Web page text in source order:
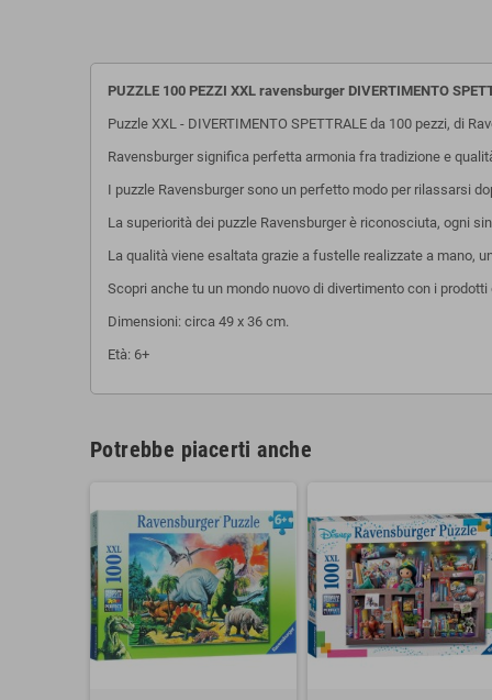
PUZZLE 100 PEZZI XXL ravensburger DIVERTIMENTO
Puzzle XXL - DIVERTIMENTO SPETTRALE da 100 pezzi, di
Ravensburger significa perfetta armonia fra tradizione e
I puzzle Ravensburger sono un perfetto modo per rilassarsi
La superiorità dei puzzle Ravensburger è riconosciuta, ogni
La qualità viene esaltata grazie a fustelle realizzate a mano,
Scopri anche tu un mondo nuovo di divertimento con i
Dimensioni: circa 49 x 36 cm.
Età: 6+
Potrebbe piacerti anche